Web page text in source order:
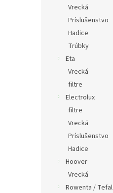
Vrecká
Príslušenstvo
Hadice
Trúbky
Eta
Vrecká
filtre
Electrolux
filtre
Vrecká
Príslušenstvo
Hadice
Hoover
Vrecká
Rowenta / Tefal